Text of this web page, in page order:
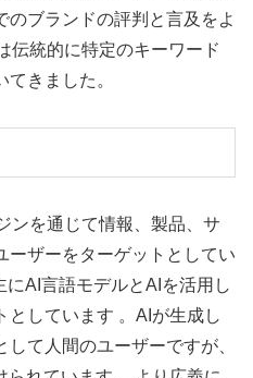
ブランドの評判と言及をよ
伝統的に特定のキーワード
きました。
ンを通じて情報、製品、サ
ーザーをターゲットとしてい
にAI言語モデルとAIを活用し
としています 。AIが生成し
て人間のユーザーですが、